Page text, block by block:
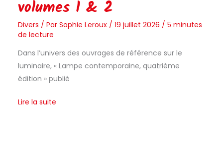
volumes 1 & 2
Divers / Par Sophie Leroux / 19 juillet 2026 / 5 minutes
de lecture
Dans l’univers des ouvrages de référence sur le
luminaire, « Lampe contemporaine, quatrième
édition » publié
Lire la suite